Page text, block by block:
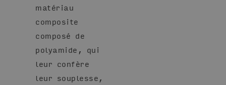
matériau
composite
composé de
polyamide, qui
leur confère
leur souplesse,